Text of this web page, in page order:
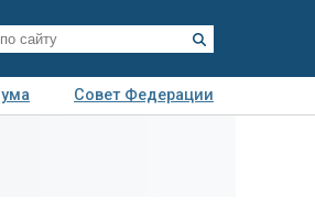
Совет Федерации